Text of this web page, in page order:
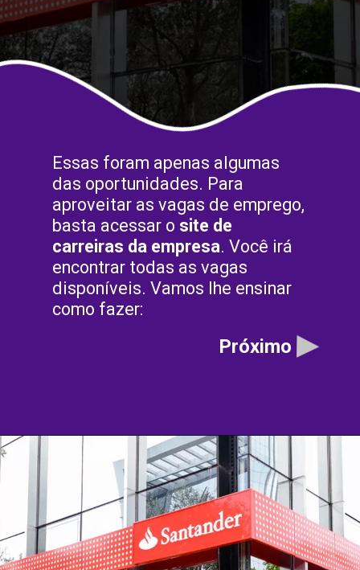
Essas foram apenas algumas
das oportunidades. Para
aproveitar as vagas de emprego,
basta acessar o site de
carreiras da empresa. Você irá
encontrar todas as vagas
disponíveis. Vamos lhe ensinar
como fazer:
Próximo